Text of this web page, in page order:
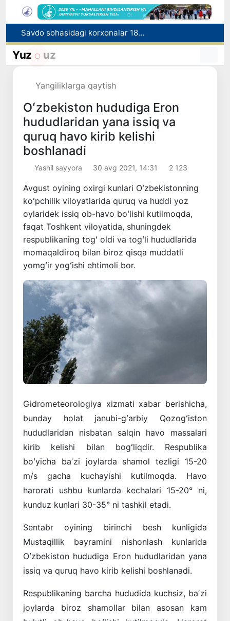
Savdo sohasidagi korxonalar 18,8 trln so‘mdan ortiq soliq to‘ladi
Nukus shahriga yangi prokuror tayinlandi
Chet tilini bilish darajasini aniqlash bo‘yicha malaka imtihonlari o‘tkaziladi
Yuz uz
Yangiliklarga qaytish
Oʻzbekiston hududiga Eron
hududlaridan yana issiq va
quruq havo kirib kelishi
boshlanadi
Yashil sayyora 30 avg 2021, 14:31 2 123
Avgust oyining oxirgi kunlari Oʻzbekistonning
koʻpchilik viloyatlarida quruq va huddi yoz
oylaridek issiq ob-havo boʻlishi kutilmoqda,
faqat Toshkent viloyatida, shuningdek
respublikaning togʻ oldi va togʻli hududlarida
momaqaldiroq bilan biroz qisqa muddatli
yomgʻir yogʻishi ehtimoli bor.
Gidrometeorologiya xizmati xabar berishicha,
bunday holat janubi-gʻarbiy Qozogʻiston
hududlaridan nisbatan salqin havo massalari
kirib kelishi bilan bogʻliqdir. Respublika
boʻyicha baʼzi joylarda shamol tezligi 15-20
m/s gacha kuchayishi kutilmoqda. Havo
harorati ushbu kunlarda kechalari 15-20° ni,
kunduz kunlari 30-35° ni tashkil etadi.
Sentabr oyining birinchi besh kunligida
Mustaqillik bayramini nishonlash kunlarida
Oʻzbekiston hududiga Eron hududlaridan yana
issiq va quruq havo kirib kelishi boshlanadi.
Respublikaning barcha hududida kuchsiz, baʼzi
joylarda biroz shamollar bilan asosan kam